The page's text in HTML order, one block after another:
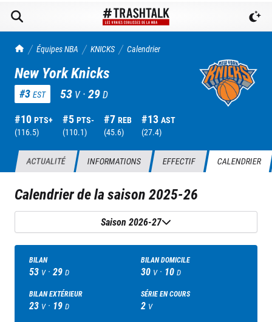
TrashTalk Actu NBA
Équipes NBA KNICKS Calendrier
New York Knicks
#3 EST 53 V ·29D
#10 PTS+
(116.5)
#5 PTS-
(110.1)
#7 REB
(45.6)
#13 AST
(27.4)
ACTUALITÉ INFORMATIONS EFFECTIF CALENDRIER
Calendrier de la saison2025-26
Saison 2026-27
BILAN
53 V · 29 D
BILAN DOMICILE
30 V · 10 D
BILAN EXTÉRIEUR
23 V · 19 D
SÉRIE EN COURS
2 V